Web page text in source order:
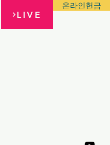
온라인헌금
LIVE